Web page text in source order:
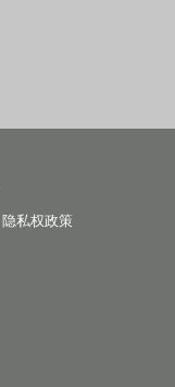
隐私权政策